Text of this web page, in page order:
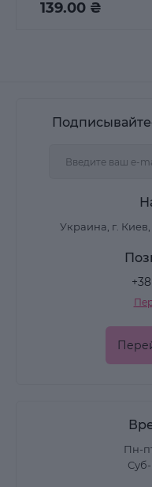
CHERRY с UV
139.00 ₴
Украина, г.
Пн-